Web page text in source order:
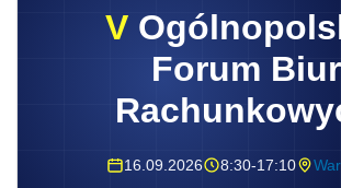
V
Forum Biur
16.09.2026 8:30-17:10